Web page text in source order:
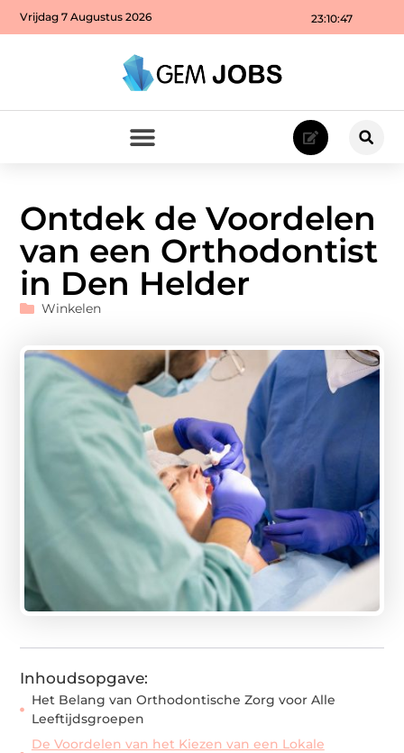
23:10:48
Vrijdag 7 Augustus 2026
Ontdek de Voordelen
van een Orthodontist
in Den Helder
Winkelen
Inhoudsopgave:
Het Belang van Orthodontische Zorg voor Alle
Leeftijdsgroepen
De Voordelen van het Kiezen van een Lokale